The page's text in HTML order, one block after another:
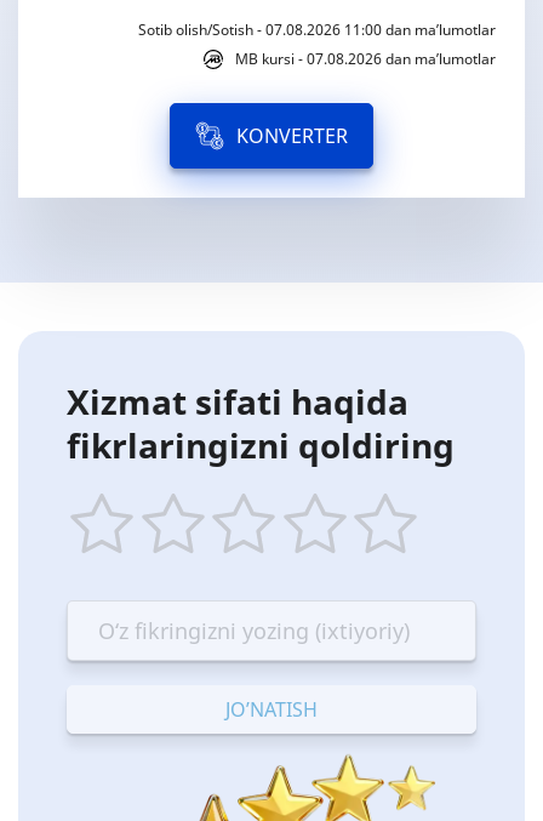
Sotib olish/Sotish - 07.08.2026 11:00 dan ma’lumotlar
MB kursi - 07.08.2026 dan ma’lumotlar
KONVERTER
Xizmat sifati haqida
fikrlaringizni qoldiring
star
Terrible
stars
—
Bad
stars
—
OK
stars
—
Good
stars
—
Excellent